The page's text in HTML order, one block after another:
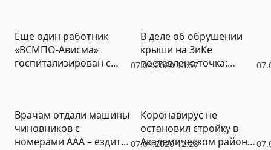
07.04.2020 13:57
Еще один работник
«ВСМПО-Ависма»
госпитализирован с
В деле об обрушении
крыши на ЗиКе
поставлена точка:
07.04.2020 12:28
Врачам отдали машины
чиновников с
номерами ААА – ездить
Коронавирус не
остановил стройку в
Академическом районе: